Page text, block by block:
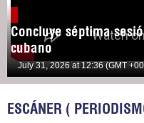
Concluye séptima
cubano
July 31, 2026 at 12:36 (GMT
ESCÁNER (